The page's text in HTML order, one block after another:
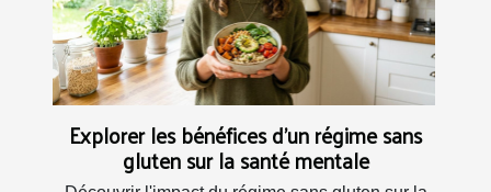
Explorer les bénéfices d'un régime sans
gluten sur la santé mentale